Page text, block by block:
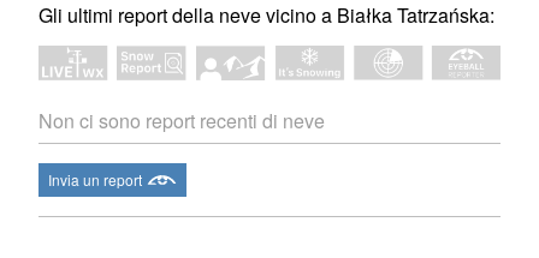
Gli ultimi report della neve vicino a Białka Tatrzańska:
Non ci sono report recenti di neve
Invia un report